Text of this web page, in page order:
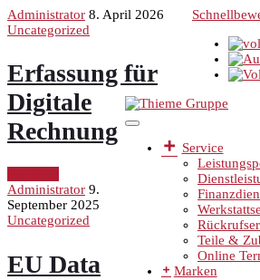
Service
Teile &
Online
Marken
Administrator 8. April 2026
Uncategorized
Erfassung für
Digitale
Rechnung
Administrator 9.
September 2025
Uncategorized
EU Data